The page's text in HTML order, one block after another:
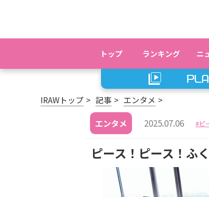
トップ ランキング ニ
IRAWトップ 記事
エンタメ
エンタメ
2025.07.06 ピ
ピース！ピース！ふ